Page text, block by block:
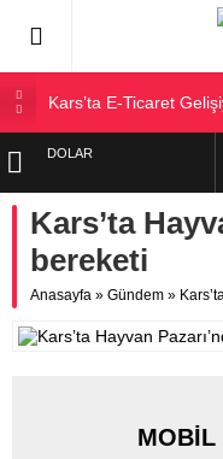
Kars’ta E-Ticaret
Kars Halkı Yeni Parti
Sarıkamış’a Bağlı
Kağızman Köyleri ve
Haber
DOLAR
EURO
ALTIN
BIST
Kars’ta
bereketi
Anasayfa » Gündem »
MOBİL